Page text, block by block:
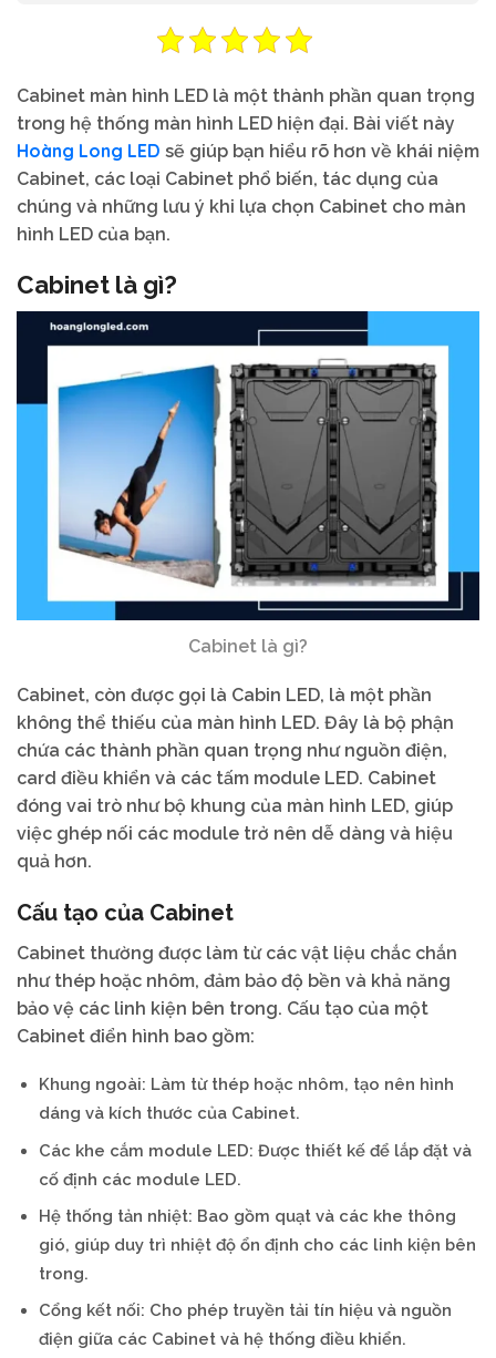
Cabinet màn hình LED là một thành phần quan trọng
trong hệ thống màn hình LED hiện đại. Bài viết này
Hoàng Long LED sẽ giúp bạn hiểu rõ hơn về khái niệm
Cabinet, các loại Cabinet phổ biến, tác dụng của
chúng và những lưu ý khi lựa chọn Cabinet cho màn
hình LED của bạn.
Cabinet là gì?
Cabinet là gì?
Cabinet, còn được gọi là Cabin LED, là một phần
không thể thiếu của màn hình LED. Đây là bộ phận
chứa các thành phần quan trọng như nguồn điện,
card điều khiển và các tấm module LED. Cabinet
đóng vai trò như bộ khung của màn hình LED, giúp
việc ghép nối các module trở nên dễ dàng và hiệu
quả hơn.
Cấu tạo của Cabinet
Cabinet thường được làm từ các vật liệu chắc chắn
như thép hoặc nhôm, đảm bảo độ bền và khả năng
bảo vệ các linh kiện bên trong. Cấu tạo của một
Cabinet điển hình bao gồm:
Khung ngoài: Làm từ thép hoặc nhôm, tạo nên hình
dáng và kích thước của Cabinet.
Các khe cắm module LED: Được thiết kế để lắp đặt và
cố định các module LED.
Hệ thống tản nhiệt: Bao gồm quạt và các khe thông
gió, giúp duy trì nhiệt độ ổn định cho các linh kiện bên
trong.
Cổng kết nối: Cho phép truyền tải tín hiệu và nguồn
điện giữa các Cabinet và hệ thống điều khiển.